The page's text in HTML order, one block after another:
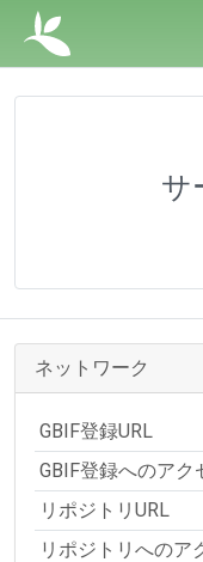
サ
ネットワーク
GBIF登録URL
GBIF登録へのアク
リポジトリURL
リポジトリへのア